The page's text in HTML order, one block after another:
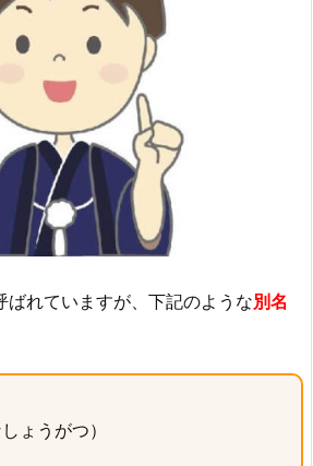
ばれていますが、下記のような別名
ょうがつ）